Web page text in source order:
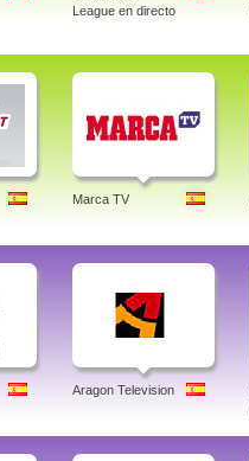
League en directo
Marca TV
Aragon Television